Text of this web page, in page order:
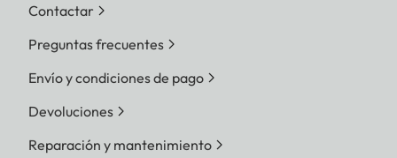
Contactar
Preguntas frecuentes
Envío y condiciones de pago
Devoluciones
Reparación y mantenimiento